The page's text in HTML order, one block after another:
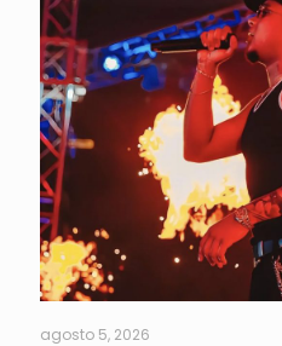
agosto 5, 2026